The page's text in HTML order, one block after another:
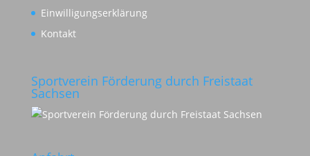
Einwilligungserklärung
Kontakt
Sportverein Förderung durch Freistaat
Sachsen